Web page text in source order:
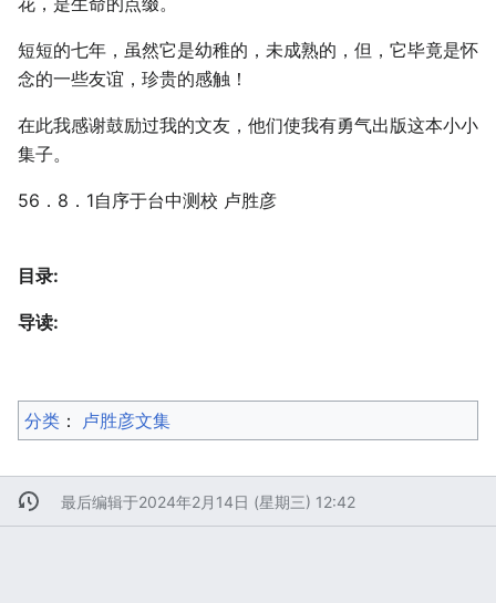
短短的七年，虽然它是幼稚的，未成熟的，但，它毕竟是怀
念的一些友谊，珍贵的感触！
在此我感谢鼓励过我的文友，他们使我有勇气出版这本小小
集子。
56．8．1自序于台中测校 卢胜彦
目录:
导读:
分类 ：​ 卢胜彦文集
最后编辑于2024年2月14日 (星期三) 12:42